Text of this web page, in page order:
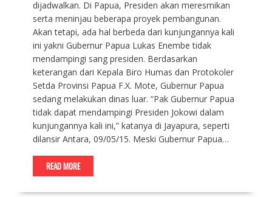
dijadwalkan. Di Papua, Presiden akan meresmikan
serta meninjau beberapa proyek pembangunan.
Akan tetapi, ada hal berbeda dari kunjungannya kali
ini yakni Gubernur Papua Lukas Enembe tidak
mendampingi sang presiden. Berdasarkan
keterangan dari Kepala Biro Humas dan Protokoler
Setda Provinsi Papua F.X. Mote, Gubernur Papua
sedang melakukan dinas luar. “Pak Gubernur Papua
tidak dapat mendampingi Presiden Jokowi dalam
kunjungannya kali ini,” katanya di Jayapura, seperti
dilansir Antara, 09/05/15. Meski Gubernur Papua…
READ MORE